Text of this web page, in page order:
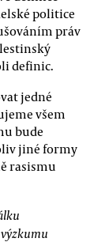
politice
práv
definic.
jedné
všem
bude
jiné formy
rasismu